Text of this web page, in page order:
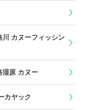
カヌーフィッシン
原 カヌー
カヤック